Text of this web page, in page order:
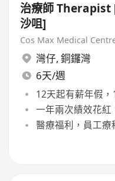
治療師 Therapist
沙咀]
Cos Max Medical
灣仔, 銅鑼灣
6天/週
12天起有薪年假
一年兩次績效花紅
醫療福利，員工